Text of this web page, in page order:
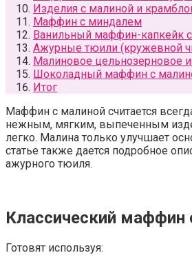
Изделия с малиной и
Маффин с миндалем
Ванильный маффин-капкейк
Ажурные тюили (кружевной
Малиновое цельнозерновое
Шоколадный маффин с
Итог
Маффин с малиной считается
нежным, мягким, выпеченным
легко. Малина только улучшает
статье также дается подробное
ажурного тюиля.
Классический маффин
Готовят используя: